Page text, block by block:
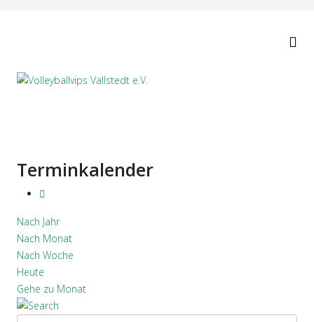
Terminkalender
Nach Jahr
Nach Monat
Nach Woche
Heute
Gehe zu Monat